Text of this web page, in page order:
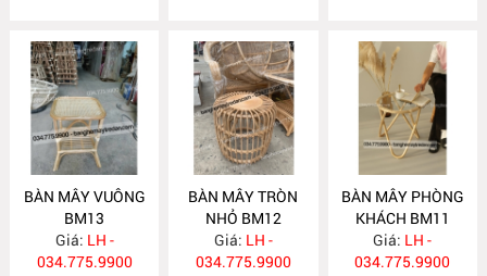
BÀN MÂY VUÔNG
BM13
Giá: LH -
034.775.9900
BÀN MÂY TRÒN
NHỎ BM12
Giá: LH -
034.775.9900
BÀN MÂY PHÒNG
KHÁCH BM11
Giá: LH -
034.775.9900